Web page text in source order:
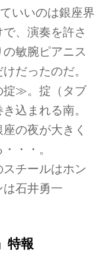
いいのは銀座界
、演奏を許さ
敏腕ピアニス
だったのだ。
掟≫。掟（タブ
込まれる南。
の夜が大きく
・・。
チールはホン
石井勇一
特報